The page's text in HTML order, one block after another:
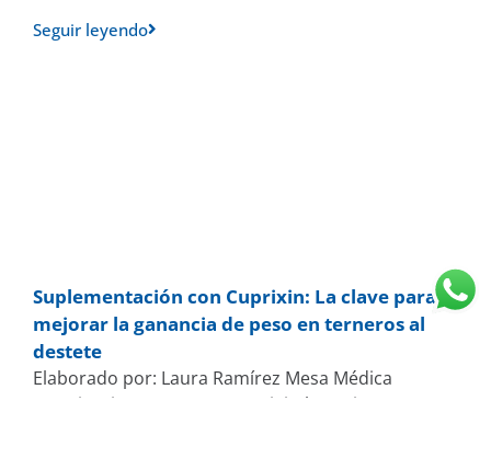
Seguir leyendo
Suplementación con Cuprixin: La clave para
mejorar la ganancia de peso en terneros al
destete
Elaborado por: Laura Ramírez Mesa Médica
Veterinaria Representante Digital – Weizur